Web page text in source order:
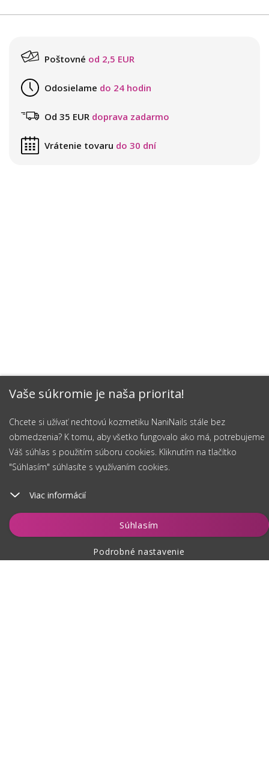
Vaše súkromie je naša priorita!
Chcete si užívať nechtovú kozmetiku NaniNails stále bez
obmedzenia? K tomu, aby všetko fungovalo ako má, potrebujeme
Váš súhlas s použitím súboru cookies. Kliknutím na tlačítko
"Súhlasím" súhlasíte s využívaním cookies.
Viac informácií
Súhlasím
Podrobné nastavenie
Vložiť do košíka
Poštovné od 2,5 EUR
Odosielame do 24 hodin
Od 35 EUR doprava zadarmo
Vrátenie tovaru do 30 dní